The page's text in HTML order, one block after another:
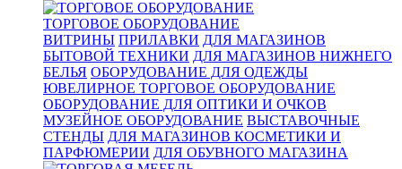
ТОРГОВОЕ ОБОРУДОВАНИЕ
ВИТРИНЫ ПРИЛАВКИ ДЛЯ МАГАЗИНОВ
БЫТОВОЙ ТЕХНИКИ ДЛЯ МАГАЗИНОВ НИЖНЕГО
БЕЛЬЯ ОБОРУДОВАНИЕ ДЛЯ ОДЕЖДЫ
ЮВЕЛИРНОЕ ТОРГОВОЕ ОБОРУДОВАНИЕ
ОБОРУДОВАНИЕ ДЛЯ ОПТИКИ И ОЧКОВ
МУЗЕЙНОЕ ОБОРУДОВАНИЕ ВЫСТАВОЧНЫЕ
СТЕНДЫ ДЛЯ МАГАЗИНОВ КОСМЕТИКИ И
ПАРФЮМЕРИИ ДЛЯ ОБУВНОГО МАГАЗИНА